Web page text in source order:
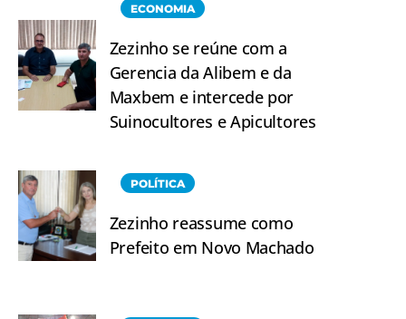
ECONOMIA
Zezinho se reúne com a
Gerencia da Alibem e da
Maxbem e intercede por
Suinocultores e Apicultores
POLÍTICA
Zezinho reassume como
Prefeito em Novo Machado